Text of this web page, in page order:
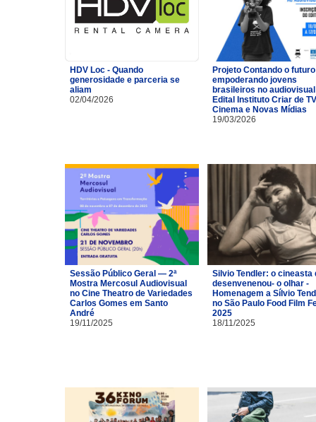
HDV Loc - Quando
generosidade e parceria se
aliam
02/04/2026
Projeto Contando o
empoderando jovens
brasileiros no
Edital Instituto Criar de
Cinema e Novas Mídias
19/03/2026
Sessão Público Geral — 2ª
Mostra Mercosul Audiovisual
no Cine Theatro de Variedades
Carlos Gomes em Santo
André
19/11/2025
Silvio Tendler: o cineasta
desenvenenou- o olhar -
Homenagem a Sílvio
no São Paulo Food Film
2025
18/11/2025